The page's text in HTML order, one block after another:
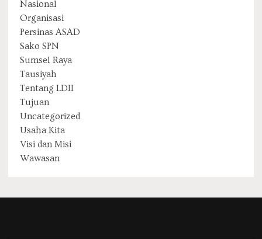
Nasional
Organisasi
Persinas ASAD
Sako SPN
Sumsel Raya
Tausiyah
Tentang LDII
Tujuan
Uncategorized
Usaha Kita
Visi dan Misi
Wawasan